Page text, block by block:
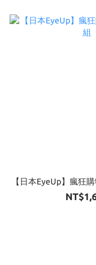
【日本EyeUp】瘋狂